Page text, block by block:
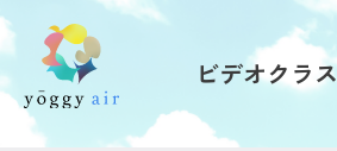
受講の流れ
ビデオクラス